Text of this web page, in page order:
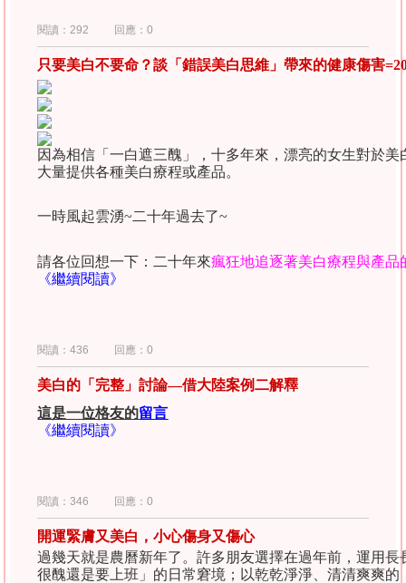
閱讀：292 回應：0
只要美白不要命？談「錯誤美白思維」帶來的健康傷害
因為相信「一白遮三醜」，十多年來，漂亮的女生對於
大量提供各種美白療程或產品。
一時風起雲湧~二十年過去了~
請各位回想一下：二十年來瘋狂地追逐著美白療程與產品
《繼續閱讀》
閱讀：436 回應：0
美白的「完整」討論—借大陸案例二解釋
這是一位格友的留言
《繼續閱讀》
閱讀：346 回應：0
開運緊膚又美白，小心傷身又傷心
過幾天就是農曆新年了。許多朋友選擇在過年前，運用
很醜還是要上班」的日常窘境；以乾乾淨淨、清清爽爽